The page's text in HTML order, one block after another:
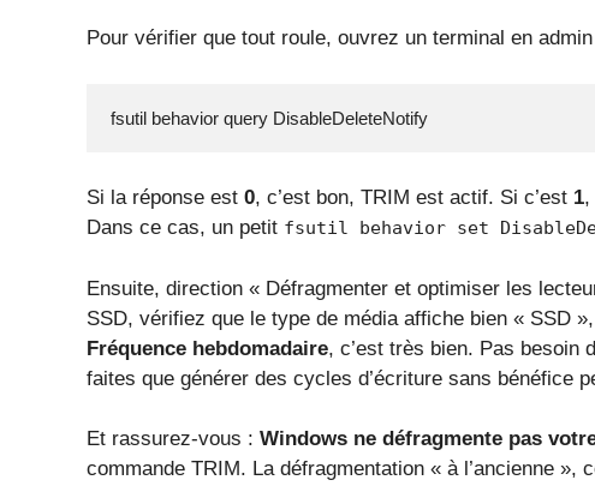
Pour vérifier que tout roule, ouvrez un terminal en
fsutil behavior query DisableDeleteNotify
Si la réponse est 0, c’est bon, TRIM est actif. Si c’est 1,
Dans ce cas, un petit fsutil behavior set
Ensuite, direction « Défragmenter et optimiser les
SSD, vérifiez que le type de média affiche bien « SSD
Fréquence hebdomadaire, c’est très bien. Pas besoin
faites que générer des cycles d’écriture sans bénéfice
Et rassurez-vous : Windows ne défragmente pas
commande TRIM. La défragmentation « à l’ancienne